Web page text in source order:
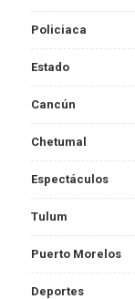
Policiaca
Estado
Cancún
Chetumal
Espectáculos
Tulum
Puerto Morelos
Deportes